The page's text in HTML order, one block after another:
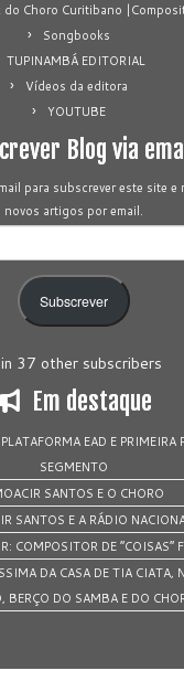
do Choro Curitibano
Songbooks
TUPINAMBÁ EDITORIAL
Vídeos da editora
YOUTUBE
Blog via
para subscrever este site
novos artigos por email.
Subscrever
37 other subscribers
Em destaque
EAD E
SEGMENTO
SANTOS E O CHORO
SANTOS E A RÁDIO
COMPOSITOR DE “COISAS”
DA CASA DE TIA CIATA,
BERÇO DO SAMBA E DO